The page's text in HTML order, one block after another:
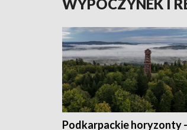
WYPOCZYNEK I
Podkarpackie horyzonty